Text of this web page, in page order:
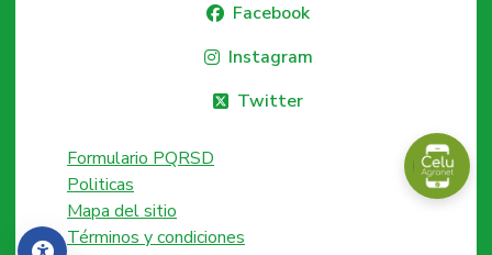
Facebook
Instagram
Twitter
Formulario PQRSD
Politicas
Mapa del sitio
Términos y condiciones